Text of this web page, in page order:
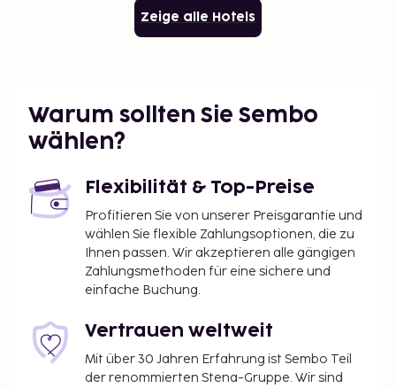
Zeige alle Hotels
Warum sollten Sie Sembo
wählen?
Flexibilität & Top-Preise
Profitieren Sie von unserer Preisgarantie und
wählen Sie flexible Zahlungsoptionen, die zu
Ihnen passen. Wir akzeptieren alle gängigen
Zahlungsmethoden für eine sichere und
einfache Buchung.
Vertrauen weltweit
Mit über 30 Jahren Erfahrung ist Sembo Teil
der renommierten Stena-Gruppe. Wir sind